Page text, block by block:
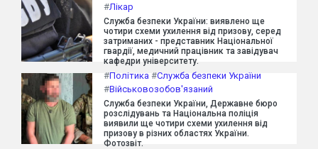
#Лікар
Служба безпеки України: виявлено ще
чотири схеми ухилення від призову, серед
затриманих - представник Національної
гвардії, медичний працівник та завідувач
кафедри університету.
#Політика #Служба безпеки України
#Військовозобов'язаний
Служба безпеки України, Державне бюро
розслідувань та Національна поліція
виявили ще чотири схеми ухилення від
призову в різних областях України.
Фотозвіт.